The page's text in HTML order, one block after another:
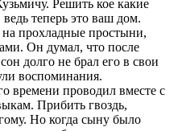
Решить кое какие
теперь это ваш дом.
прохладные простыни,
Он думал, что после
долго не брал его в свои
воспоминания.
времени проводил вместе с
Прибить гвоздь,
Но когда сыну было